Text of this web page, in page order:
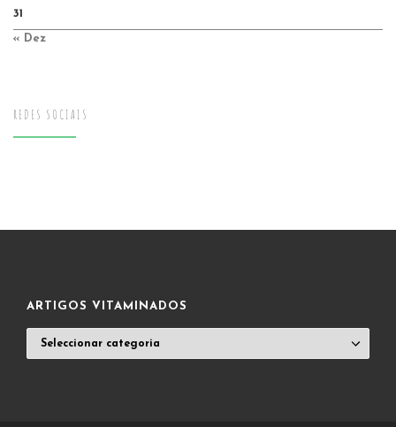
31
« Dez
REDES SOCIAIS
ARTIGOS VITAMINADOS
VITAMINADOS